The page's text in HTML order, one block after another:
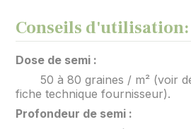
Conseils d'utilisation:
Dose de semi :
50 à 80 graines / m² (voir
fiche technique fournisseur).
Profondeur de semi :